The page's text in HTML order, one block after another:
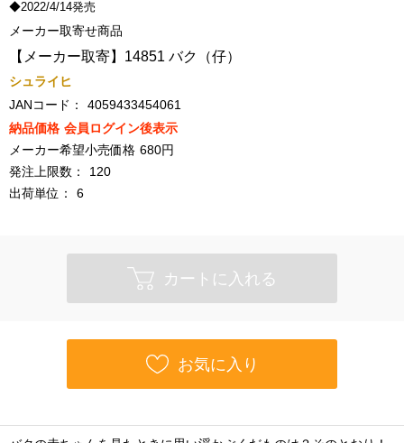
◆2022/4/14発売
メーカー取寄せ商品
【メーカー取寄】14851 バク（仔）
シュライヒ
JANコード：
4059433454061
納品価格 会員ログイン後表示
メーカー希望小売価格 680円
発注上限数：
120
出荷単位：
6
カートに入れる
お気に入り